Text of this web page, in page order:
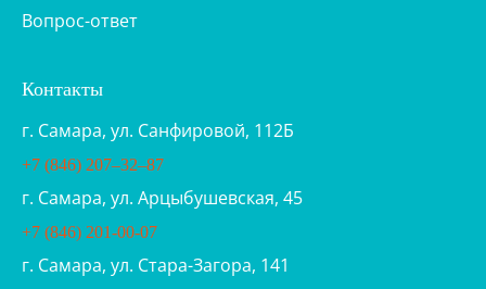
Вопрос-ответ
Контакты
г. Самара, ул. Санфировой, 112Б
+7 (846) 207‒32‒87
г. Самара, ул. Арцыбушевская, 45
+7 (846) 201-00-07
г. Самара, ул. Стара-Загора, 141